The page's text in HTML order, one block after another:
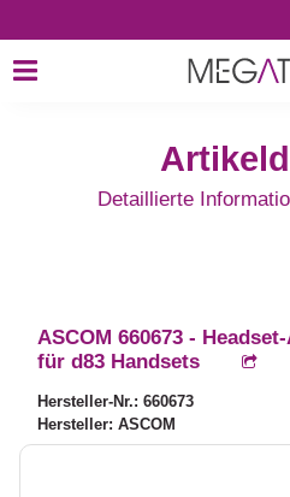
Detaillierte
ASCOM 660673 -
für d83 Handsets
Hersteller-Nr.: 660673
Hersteller: ASCOM